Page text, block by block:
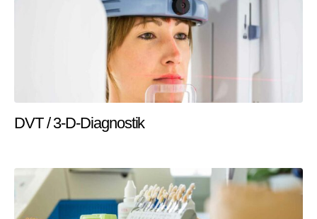
DVT / 3-D-Diagnostik